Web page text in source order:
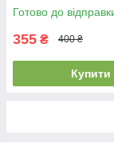
Готово до
355 ₴ 400 ₴
Купити